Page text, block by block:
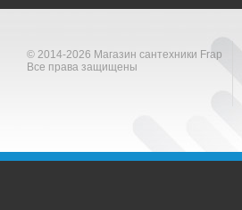
© 2014-2026 Магазин сантехники Frap
Все права защищены